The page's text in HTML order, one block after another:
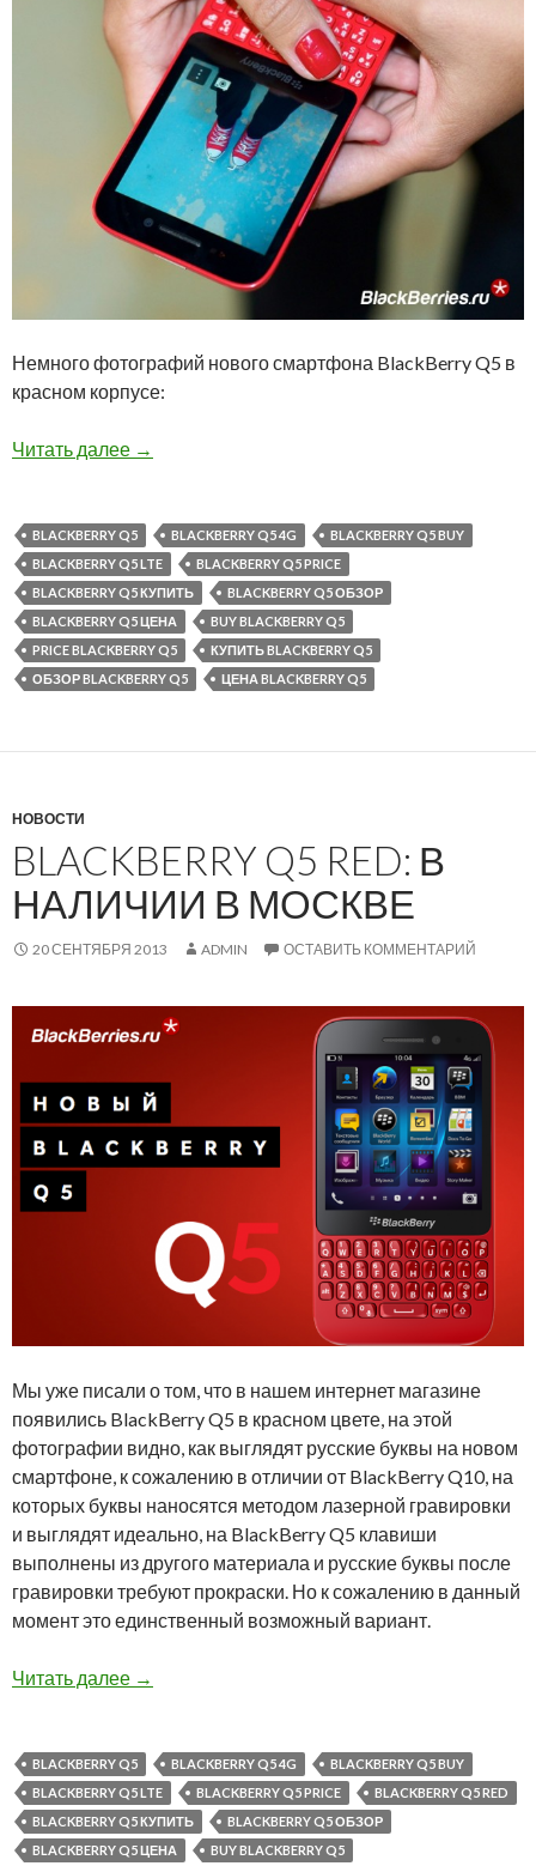
Немного фотографий нового смартфона BlackBerry Q5 в
красном корпусе:
Читать далее BlackBerry Q5 Red
→
BLACKBERRY Q5 BLACKBERRY Q5 4G
BLACKBERRY Q5 BUY
BLACKBERRY Q5 LTE
BLACKBERRY Q5 PRICE
BLACKBERRY Q5 КУПИТЬ
BLACKBERRY Q5 ОБЗОР
BLACKBERRY Q5 ЦЕНА
BUY BLACKBERRY Q5
PRICE BLACKBERRY Q5
КУПИТЬ BLACKBERRY Q5
ОБЗОР BLACKBERRY Q5
ЦЕНА BLACKBERRY Q5
НОВОСТИ
BLACKBERRY Q5 RED: В
НАЛИЧИИ В МОСКВЕ
20 СЕНТЯБРЯ 2013 ADMIN ОСТАВИТЬ КОММЕНТАРИЙ
Мы уже писали о том, что в нашем интернет магазине
появились BlackBerry Q5 в красном цвете, на этой
фотографии видно, как выглядят русские буквы на новом
смартфоне, к сожалению в отличии от BlackBerry Q10, на
которых буквы наносятся методом лазерной гравировки
и выглядят идеально, на BlackBerry Q5 клавиши
выполнены из другого материала и русские буквы после
гравировки требуют прокраски. Но к сожалению в данный
момент это единственный возможный вариант.
Читать далее BlackBerry Q5 Red: в наличии в Москве
→
BLACKBERRY Q5 BLACKBERRY Q5 4G
BLACKBERRY Q5 BUY
BLACKBERRY Q5 LTE
BLACKBERRY Q5 PRICE
BLACKBERRY Q5 RED
BLACKBERRY Q5 КУПИТЬ
BLACKBERRY Q5 ОБЗОР
BLACKBERRY Q5 ЦЕНА
BUY BLACKBERRY Q5